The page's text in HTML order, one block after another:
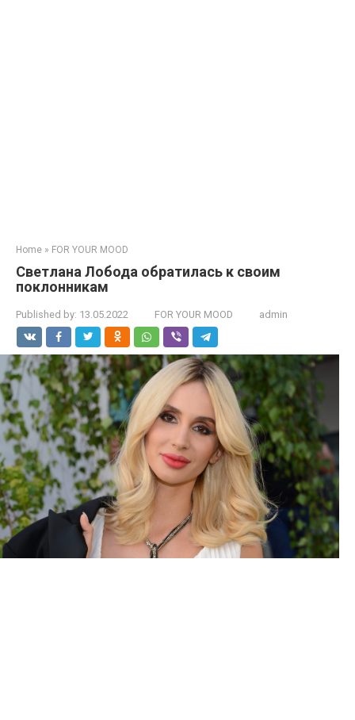
Home » FOR YOUR MOOD
Светлана Лобода обратилась к своим
поклонникам
Published by: 13.05.2022 FOR YOUR MOOD admin